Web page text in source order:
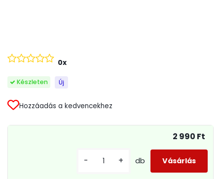
Készleten Új
0x
Hozzáadás a kedvencekhez
2 990 Ft
- + db